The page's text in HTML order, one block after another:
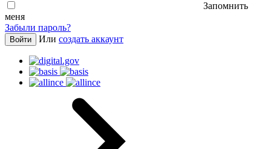
Запомнить
меня
Забыли пароль?
Войти Или создать аккаунт